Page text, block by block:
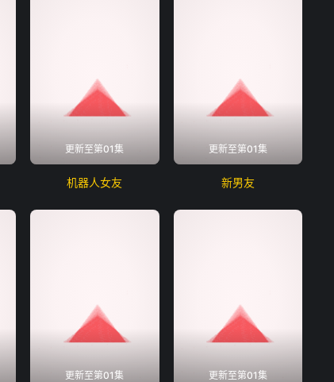
更新至第01集
机器人女友
更新至第01集
新男友
更新至第01集 更新至第01集